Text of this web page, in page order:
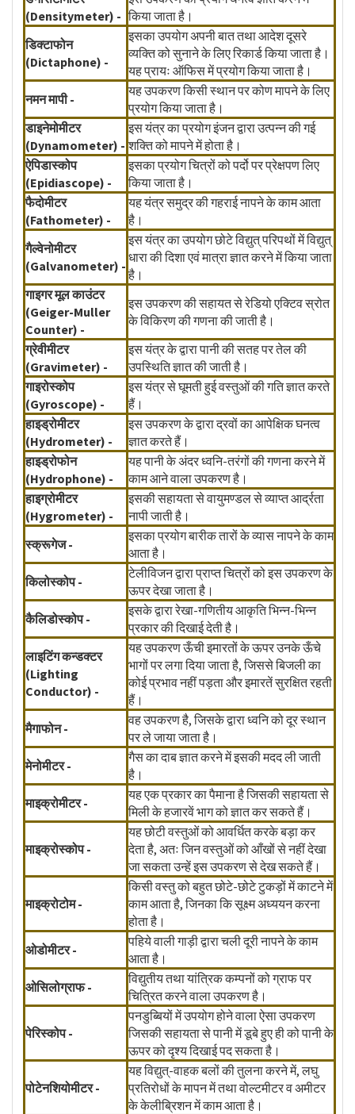
(Densitymeter) - किया जाता है।
डिक्टाफोन
(Dictaphone) -
इसका उपयोग अपनी बात तथा आदेश दूसरे
व्यक्ति को सुनाने के लिए रिकार्ड किया जाता है।
यह प्रायः ऑफिस में प्रयोग किया जाता है।
नमन मापी -
यह उपकरण किसी स्थान पर कोण मापने के लिए
प्रयोग किया जाता है।
डाइनेमोमीटर
(Dynamometer) -
इस यंत्र का प्रयोग इंजन द्वारा उत्पन्न की गई
शक्ति को मापने में होता है।
ऐपिडास्कोप
(Epidiascope) -
इसका प्रयोग चित्रों को पर्दो पर प्रेक्षपण लिए
किया जाता है।
फैदोमीटर
(Fathometer) -
यह यंत्र समुद्र की गहराई नापने के काम आता
है।
गैल्वेनोमीटर
(Galvanometer) -
इस यंत्र का उपयोग छोटे विद्युत् परिपथों में विद्युत्
धारा की दिशा एवं मात्रा ज्ञात करने में किया जाता
है।
गाइगर मूल काउंटर
(Geiger-Muller
Counter) -
इस उपकरण की सहायत से रेडियो एक्टिव स्रोत
के विकिरण की गणना की जाती है।
ग्रेवीमीटर
(Gravimeter) -
इस यंत्र के द्वारा पानी की सतह पर तेल की
उपस्थिति ज्ञात की जाती है।
गाइरोस्कोप
(Gyroscope) -
इस यंत्र से घूमती हुई वस्तुओं की गति ज्ञात करते
हैं।
हाइड्रोमीटर
(Hydrometer) -
इस उपकरण के द्वारा द्रवों का आपेक्षिक घनत्व
ज्ञात करते हैं।
हाइड्रोफोन
(Hydrophone) -
यह पानी के अंदर ध्वनि-तरंगों की गणना करने में
काम आने वाला उपकरण है।
हाइग्रोमीटर
(Hygrometer) -
इसकी सहायता से वायुमण्डल से व्याप्त आर्द्रता
नापी जाती है।
स्क्रूगेज -
इसका प्रयोग बारीक तारों के व्यास नापने के काम
आता है।
किलोस्कोप -
टेलीविजन द्वारा प्राप्त चित्रों को इस उपकरण के
ऊपर देखा जाता है।
कैलिडोस्कोप -
इसके द्वारा रेखा-गणितीय आकृति भिन्न-भिन्न
प्रकार की दिखाई देती है।
लाइटिंग कन्डक्टर
(Lighting
Conductor) -
यह उपकरण ऊँची इमारतों के ऊपर उनके ऊँचे
भागों पर लगा दिया जाता है, जिससे बिजली का
कोई प्रभाव नहीं पड़ता और इमारतें सुरक्षित रहती
हैं।
मैगाफोन -
वह उपकरण है, जिसके द्वारा ध्वनि को दूर स्थान
पर ले जाया जाता है।
मेनोमीटर -
गैस का दाब ज्ञात करने में इसकी मदद ली जाती
है।
माइक्रोमीटर -
यह एक प्रकार का पैमाना है जिसकी सहायता से
मिली के हजारवें भाग को ज्ञात कर सकते हैं।
माइक्रोस्कोप -
यह छोटी वस्तुओं को आवर्धित करके बड़ा कर
देता है, अतः जिन वस्तुओं को आँखों से नहीं देखा
जा सकता उन्हें इस उपकरण से देख सकते हैं।
माइक्रोटोम -
किसी वस्तु को बहुत छोटे-छोटे टुकड़ों में काटने में
काम आता है, जिनका कि सूक्ष्म अध्ययन करना
होता है।
ओडोमीटर -
पहिये वाली गाड़ी द्वारा चली दूरी नापने के काम
आता है।
ओसिलोग्राफ -
विद्युतीय तथा यांत्रिक कम्पनों को ग्राफ पर
चित्रित करने वाला उपकरण है।
पेरिस्कोप -
पनडुब्बियों में उपयोग होने वाला ऐसा उपकरण
जिसकी सहायता से पानी में डूबे हुए ही को पानी के
ऊपर को दृश्य दिखाई पद सकता है।
पोटेनशियोमीटर -
यह विद्युत्-वाहक बलों की तुलना करने में, लघु
प्रतिरोधों के मापन में तथा वोल्टमीटर व अमीटर
के केलीब्रिशन में काम आता है।